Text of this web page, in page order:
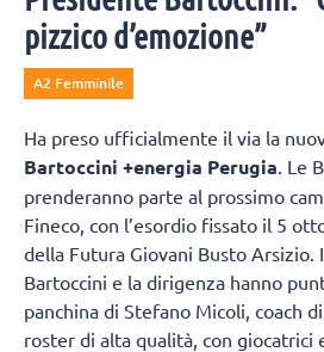
pizzico d’emozione”
A2 Femminile
Ha preso ufficialmente il via la
Bartoccini +energia Perugia . Le
prenderanno parte al prossimo
Fineco, con l’esordio fissato il 5
della Futura Giovani Busto
Bartoccini e la dirigenza hanno
panchina di Stefano Micoli, coach
roster di alta qualità, con giocatrici